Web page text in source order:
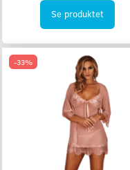
Se produktet
-33%